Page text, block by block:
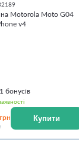
Motorola Moto G04
v4
бонусів
грн Купити